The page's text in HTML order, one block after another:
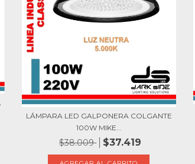
LÁMPARA LED GALPONERA COLGANTE
100W MIKE...
$38.009 $37.419